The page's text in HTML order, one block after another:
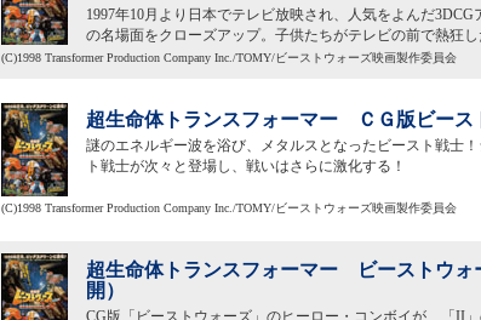
1997年10月より日本でテレビ放映され、人気をよんだ
の名場面をクローズアップ。子供たちがテレビの前で熱狂
(C)1998 Transformer Production Company Inc./TOMY/ビーストウォーズ映画製作委員会
超生命体トランスフォーマー ＣＧ版ビース
謎のエネルギー波を浴び、メタルスとなったビースト戦士
ト戦士が次々と登場し、戦いはさらに激化する！
(C)1998 Transformer Production Company Inc./TOMY/ビーストウォーズ映画製作委員会
超生命体トランスフォーマー ビーストウ
開）
CG版「ビーストウォーズ」のヒーロー・コンボイが、「II